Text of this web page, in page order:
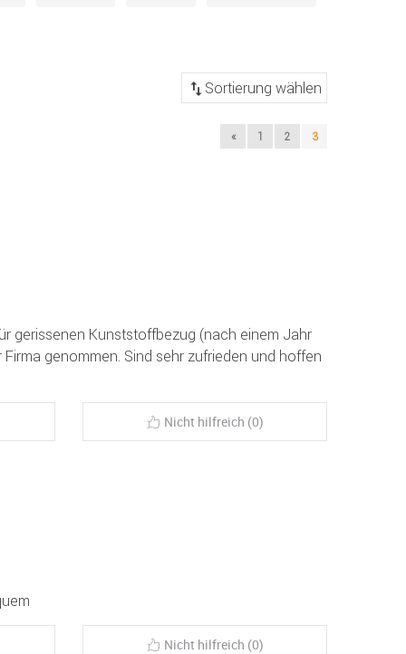
« 1 2 3
gerissenen Kunststoffbezug (nach einem Jahr
genommen. Sind sehr zufrieden und hoffen
Nicht hilfreich (0)
Nicht hilfreich (0)